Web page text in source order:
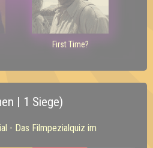
First Time?
| 1 Siege)
- Das Filmpezialquiz im